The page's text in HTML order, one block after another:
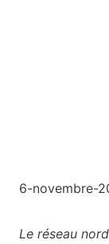
6-novembre-
Le réseau